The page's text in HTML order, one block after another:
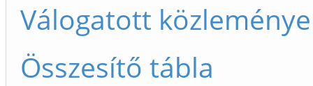
Válogatott
Összesítő tábla